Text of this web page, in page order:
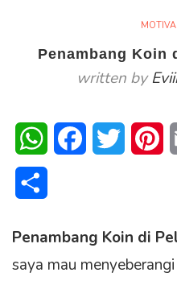
Penambang Koin
written by
WhatsAppFacebookTwitter
Penambang Koin di
saya mau